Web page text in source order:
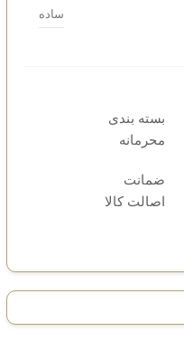
ساده
ضمانت
اصالت کالا
بسته بندی
محرمانه